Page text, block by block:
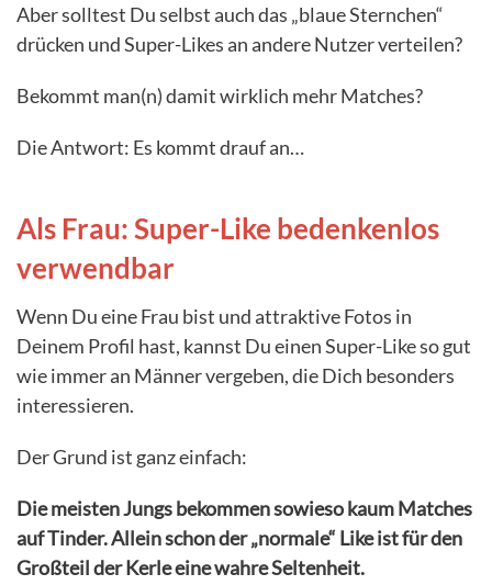
Aber solltest Du selbst auch das „blaue Sternchen“
drücken und Super-Likes an andere Nutzer verteilen?
Bekommt man(n) damit wirklich mehr Matches?
Die Antwort: Es kommt drauf an…
Als Frau: Super-Like bedenkenlos
verwendbar
Wenn Du eine Frau bist und attraktive Fotos in
Deinem Profil hast, kannst Du einen Super-Like so gut
wie immer an Männer vergeben, die Dich besonders
interessieren.
Der Grund ist ganz einfach:
Die meisten Jungs bekommen sowieso kaum Matches
auf Tinder. Allein schon der „normale“ Like ist für den
Großteil der Kerle eine wahre Seltenheit.